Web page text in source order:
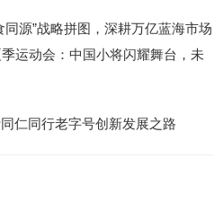
源”战略拼图，深耕万亿蓝海市场
运动会：中国小将闪耀舞台，未
仁同行老字号创新发展之路